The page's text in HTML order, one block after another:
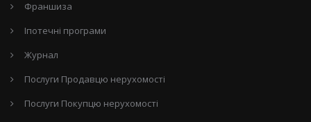
Франшиза
Іпотечні програми
Журнал
Послуги Продавцю нерухомості
Послуги Покупцю нерухомості